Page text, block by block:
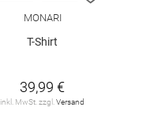
MONARI
T-Shirt
39,99 €
inkl. MwSt. zzgl.Versand